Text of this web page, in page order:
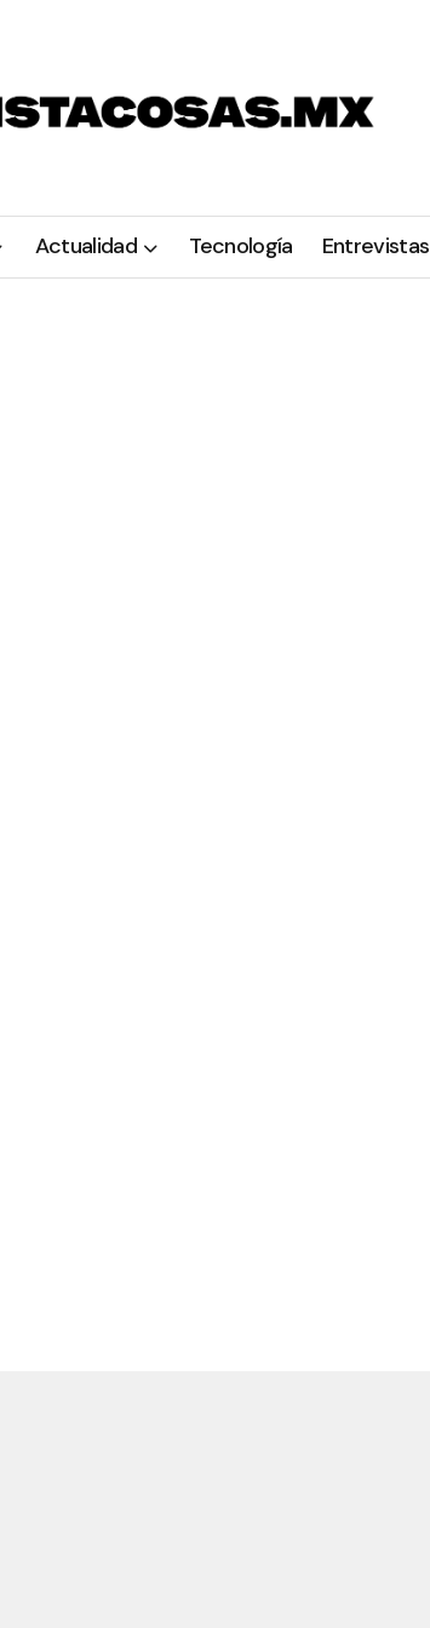
Actualidad Tecnología Entrevistas